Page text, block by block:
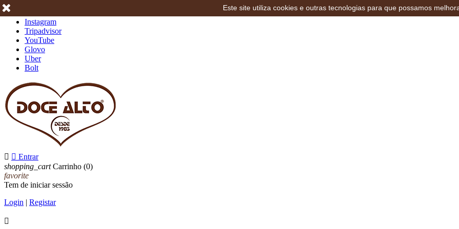
Instagram
Tripadvisor
YouTube
Glovo
Uber
Bolt
  Entrar
shopping_cart Carrinho (0)
favorite
Tem de iniciar sessão
Login | Registar

Este site utiliza cookies e outras tecnologias para que possamos